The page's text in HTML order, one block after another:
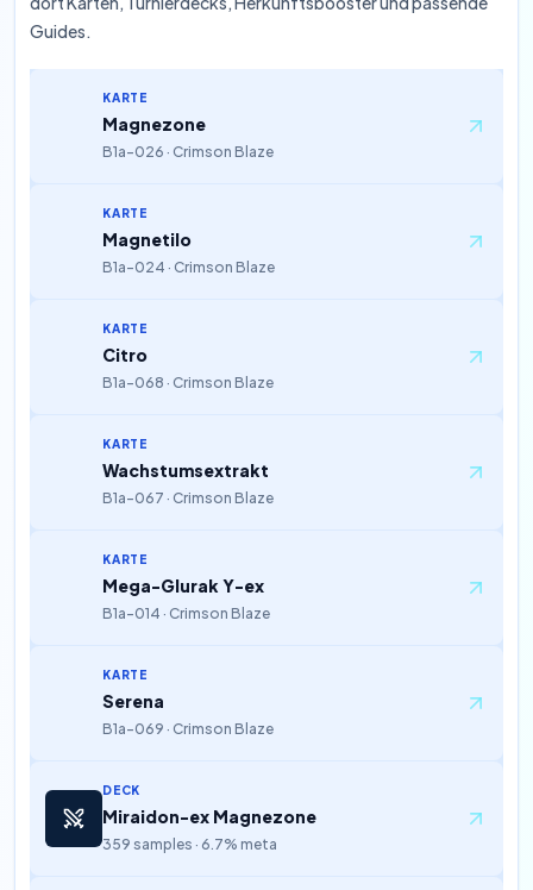
Guides.
KARTE
Magnezone
B1a-026 · Crimson Blaze
KARTE
Magnetilo
B1a-024 · Crimson Blaze
KARTE
Citro
B1a-068 · Crimson Blaze
KARTE
Wachstumsextrakt
B1a-067 · Crimson Blaze
KARTE
Mega-Glurak Y-ex
B1a-014 · Crimson Blaze
KARTE
Serena
B1a-069 · Crimson Blaze
DECK
Miraidon-ex Magnezone
359 samples · 6.7% meta